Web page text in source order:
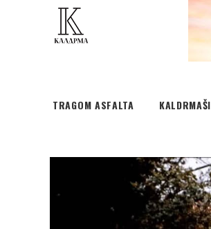
TRAGOM ASFALTA KALDRMAŠI